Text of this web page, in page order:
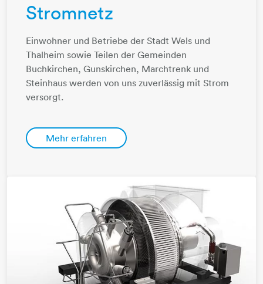
Stromnetz
Einwohner und Betriebe der Stadt Wels und
Thalheim sowie Teilen der Gemeinden
Buchkirchen, Gunskirchen, Marchtrenk und
Steinhaus werden von uns zuverlässig mit Strom
versorgt.
Mehr erfahren